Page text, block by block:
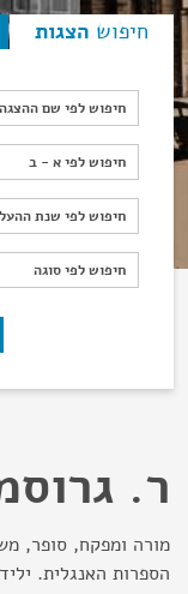
חיפוש הצגות
חיפוש לפי שם
חיפוש לפי א - ב
חיפוש לפי א - ב
חיפוש לפי שנת
חיפוש לפי שנת
חיפוש לפי סוגה
חיפוש לפי סוגה
ר.
מורה ומפקח, סופר,